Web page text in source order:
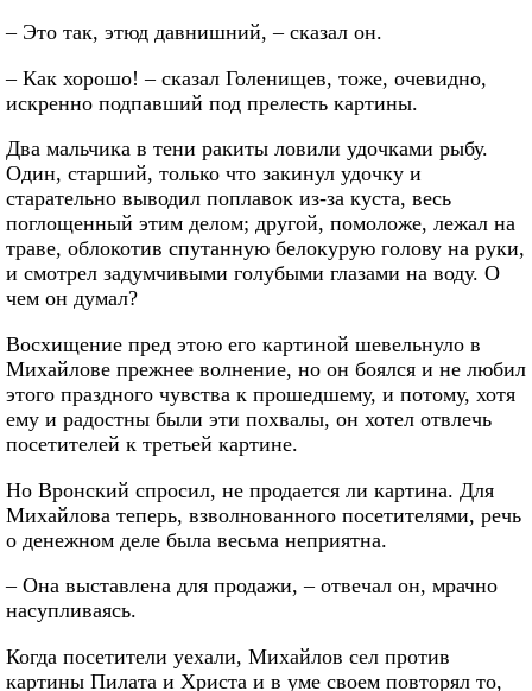
– Это так, этюд давнишний, – сказал он.
– Как хорошо! – сказал Голенищев, тоже, очевидно,
искренно подпавший под прелесть картины.
Два мальчика в тени ракиты ловили удочками рыбу.
Один, старший, только что закинул удочку и
старательно выводил поплавок из-за куста, весь
поглощенный этим делом; другой, помоложе, лежал на
траве, облокотив спутанную белокурую голову на руки,
и смотрел задумчивыми голубыми глазами на воду. О
чем он думал?
Восхищение пред этою его картиной шевельнуло в
Михайлове прежнее волнение, но он боялся и не любил
этого праздного чувства к прошедшему, и потому, хотя
ему и радостны были эти похвалы, он хотел отвлечь
посетителей к третьей картине.
Но Вронский спросил, не продается ли картина. Для
Михайлова теперь, взволнованного посетителями, речь
о денежном деле была весьма неприятна.
– Она выставлена для продажи, – отвечал он, мрачно
насупливаясь.
Когда посетители уехали, Михайлов сел против
картины Пилата и Христа и в уме своем повторял то,